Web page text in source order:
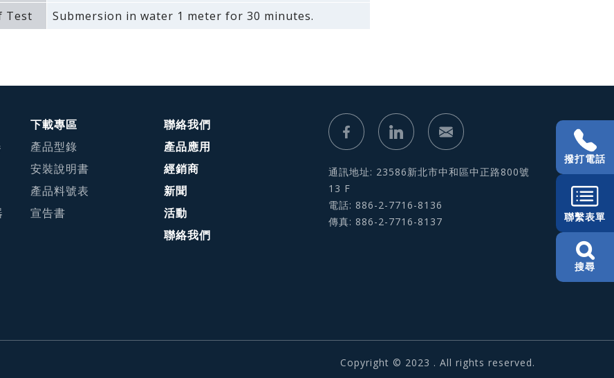
Test
Submersion in water 1 meter for 30 minutes.
下載專區
產品型錄
安裝說明書
產品料號表
宣告書
聯絡我們
產品應用
經銷商
新聞
活動
聯絡我們
通訊地址: 23586新北市中和區中正路800號
13 F
電話: 886-2-7716-8136
傳真: 886-2-7716-8137
Copyright © 2023 . All rights reserved.
撥打電話
聯繫表單
搜尋